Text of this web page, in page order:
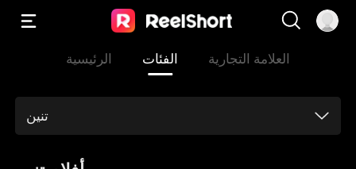
الرئيسية الفئات العلامة التجارية
تنين